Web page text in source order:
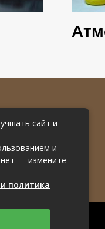
сайт и
и
нет — измените
политика